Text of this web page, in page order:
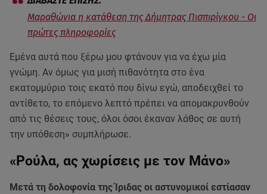
Μαραθώνια η κατάθεση της Δήμητρας Πισπιρίγκου - Οι
πρώτες πληροφορίες
Εμένα αυτά που ξέρω μου φτάνουν για να έχω μία
γνώμη. Αν όμως για μισή πιθανότητα στο ένα
εκατομμύριο τοις εκατό που δίνω εγώ, αποδειχθεί το
αντίθετο, το επόμενο λεπτό πρέπει να απομακρυνθούν
από τις θέσεις τους, όλοι όσοι έκαναν λάθος σε αυτή
την υπόθεση» συμπλήρωσε.
«Ρούλα, ας χωρίσεις με τον Μάνο»
Μετά τη δολοφονία της Ίριδας οι αστυνομικοί εστίασαν